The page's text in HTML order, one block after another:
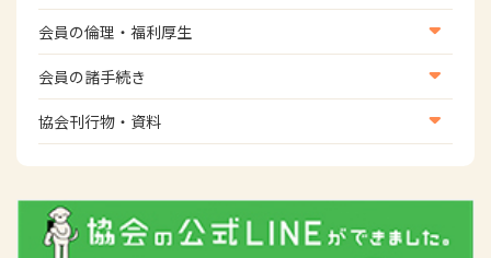
スポーツ振興関連
災害対策関連
WFOT等海外関連情報
MTDLP室
会員の倫理・福利厚生
会員向け団体保険のご案内
女性相談窓口
倫理関連情報
会員の諸手続き
会員の諸手続き
協会刊行物・資料
広報活動について
主な協会資料